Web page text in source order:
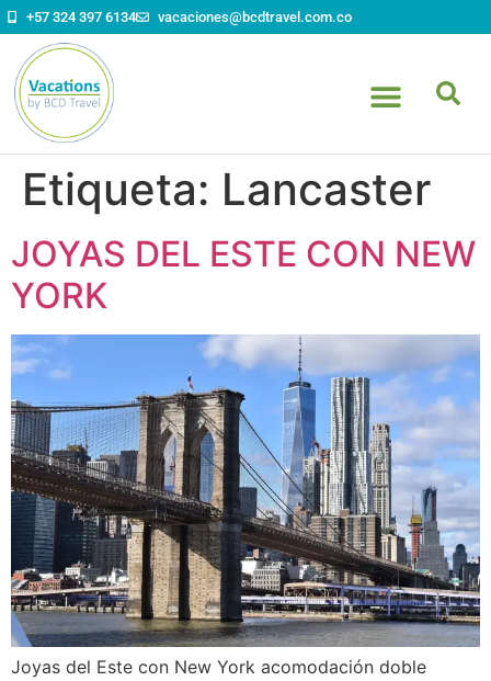
contenido
+57 324 397 6134 vacaciones@bcdtravel.com.co
Etiqueta: Lancaster
JOYAS DEL ESTE CON NEW
YORK
Joyas del Este con New York acomodación doble